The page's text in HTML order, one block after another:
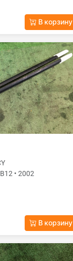
В корзину
• 2002
В корзину